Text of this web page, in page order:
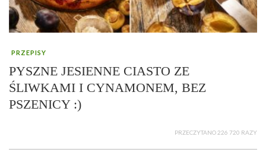
PRZEPISY
PYSZNE JESIENNE CIASTO ZE
ŚLIWKAMI I CYNAMONEM, BEZ
PSZENICY :)
PRZECZYTANO 226 720 RAZY